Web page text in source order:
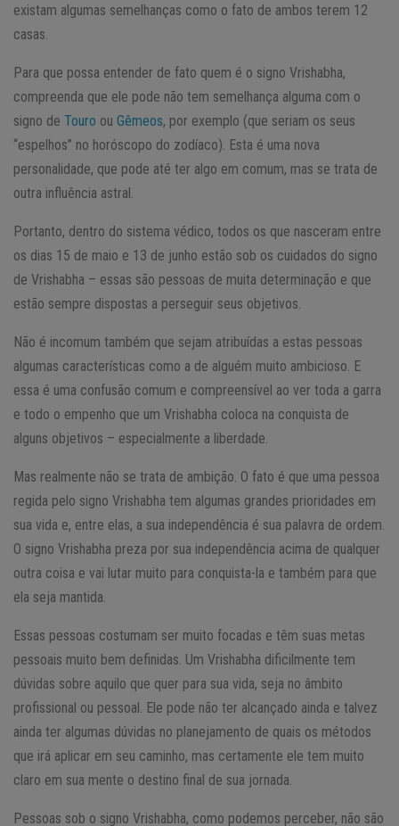
existam algumas semelhanças como o fato de ambos terem 12
casas.
Para que possa entender de fato quem é o signo Vrishabha,
compreenda que ele pode não tem semelhança alguma com o
signo de Touro ou Gêmeos, por exemplo (que seriam os seus
“espelhos” no horóscopo do zodíaco). Esta é uma nova
personalidade, que pode até ter algo em comum, mas se trata de
outra influência astral.
Portanto, dentro do sistema védico, todos os que nasceram entre
os dias 15 de maio e 13 de junho estão sob os cuidados do signo
de Vrishabha – essas são pessoas de muita determinação e que
estão sempre dispostas a perseguir seus objetivos.
Não é incomum também que sejam atribuídas a estas pessoas
algumas características como a de alguém muito ambicioso. E
essa é uma confusão comum e compreensível ao ver toda a garra
e todo o empenho que um Vrishabha coloca na conquista de
alguns objetivos – especialmente a liberdade.
Mas realmente não se trata de ambição. O fato é que uma pessoa
regida pelo signo Vrishabha tem algumas grandes prioridades em
sua vida e, entre elas, a sua independência é sua palavra de ordem.
O signo Vrishabha preza por sua independência acima de qualquer
outra coisa e vai lutar muito para conquista-la e também para que
ela seja mantida.
Essas pessoas costumam ser muito focadas e têm suas metas
pessoais muito bem definidas. Um Vrishabha dificilmente tem
dúvidas sobre aquilo que quer para sua vida, seja no âmbito
profissional ou pessoal. Ele pode não ter alcançado ainda e talvez
ainda ter algumas dúvidas no planejamento de quais os métodos
que irá aplicar em seu caminho, mas certamente ele tem muito
claro em sua mente o destino final de sua jornada.
Pessoas sob o signo Vrishabha, como podemos perceber, não são